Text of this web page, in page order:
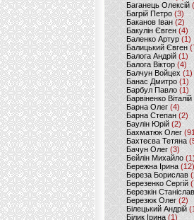
Баганець Олексій
Багрій Петро (3)
Баканов Іван(2)
Бакулін Євген (4)
Баленко Артур(1)
Балицький Євген
Балога Андрій (1)
Балога Віктор (4)
Балчун Войцех (1)
Банас Дмитро (1)
Барбул Павло(1)
Барвіненко Віталій
Барна Олег (4)
Барна Степан (2)
Баулін Юрій (2)
Бахматюк Олег
Бахтеєва Тетяна
Бачун Олег (3)
Бейлін Михайло (1)
Бережна Ірина(12)
Береза Борислав
Березенко Сергій
Березкін Станіслав
Березюк Олег(2)
Білецький Андрій
Білик Ірина (1)